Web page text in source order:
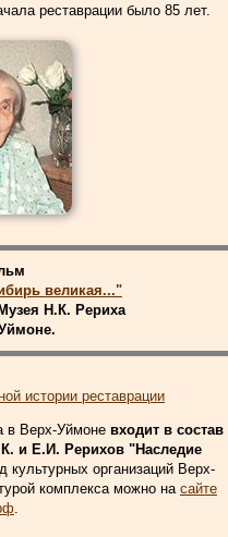
реставрации было 85 лет.
великая..."
Н.К. Рериха
истории реставрации
в Верх-Уймоне входит в состав
и Е.И. Рерихов "Наследие
культурных организаций Верх-
комплекса можно на сайте
.